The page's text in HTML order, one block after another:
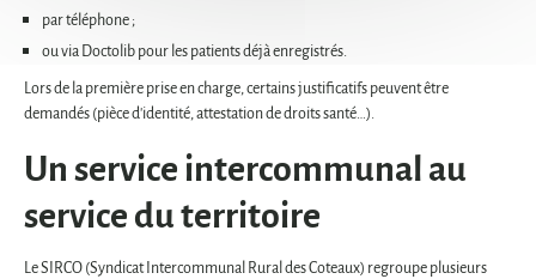
par téléphone ;
ou via Doctolib pour les patients déjà enregistrés.
Lors de la première prise en charge, certains justificatifs peuvent être
demandés (pièce d'identité, attestation de droits santé…).
Un service intercommunal au
service du territoire
Le SIRCO (Syndicat Intercommunal Rural des Coteaux) regroupe plusieurs